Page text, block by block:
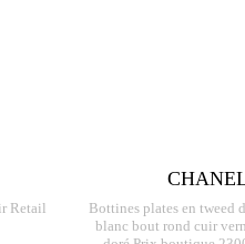
Retail
Bottines plates en tweed
blanc bout rond cuir